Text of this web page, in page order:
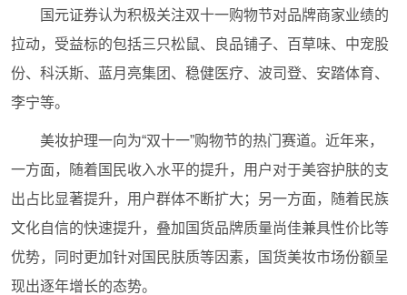
国元证券认为积极关注双十一购物节对品牌商家业绩的
拉动，受益标的包括三只松鼠、良品铺子、百草味、中宠股
份、科沃斯、蓝月亮集团、稳健医疗、波司登、安踏体育、
李宁等。
美妆护理一向为“双十一”购物节的热门赛道。近年来，
一方面，随着国民收入水平的提升，用户对于美容护肤的支
出占比显著提升，用户群体不断扩大；另一方面，随着民族
文化自信的快速提升，叠加国货品牌质量尚佳兼具性价比等
优势，同时更加针对国民肤质等因素，国货美妆市场份额呈
现出逐年增长的态势。